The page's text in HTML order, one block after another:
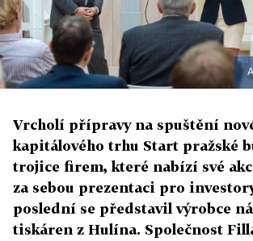
Vrcholí přípravy na spuštění
kapitálového trhu Start pražské
trojice firem, které nabízí své
za sebou prezentaci pro
poslední se představil výrobce
tiskáren z Hulína. Společnost